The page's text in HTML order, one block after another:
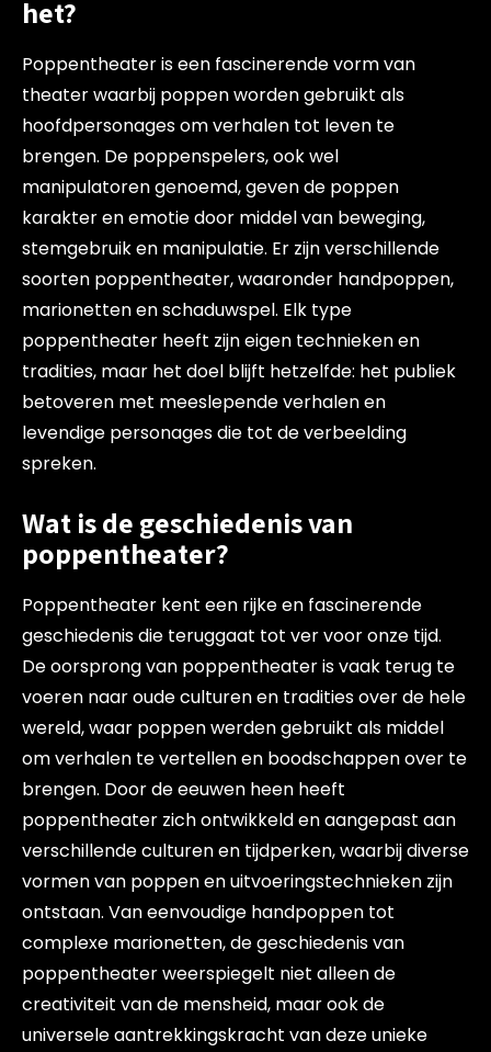
het?
Poppentheater is een fascinerende vorm van
theater waarbij poppen worden gebruikt als
hoofdpersonages om verhalen tot leven te
brengen. De poppenspelers, ook wel
manipulatoren genoemd, geven de poppen
karakter en emotie door middel van beweging,
stemgebruik en manipulatie. Er zijn verschillende
soorten poppentheater, waaronder handpoppen,
marionetten en schaduwspel. Elk type
poppentheater heeft zijn eigen technieken en
tradities, maar het doel blijft hetzelfde: het publiek
betoveren met meeslepende verhalen en
levendige personages die tot de verbeelding
spreken.
Wat is de geschiedenis van
poppentheater?
Poppentheater kent een rijke en fascinerende
geschiedenis die teruggaat tot ver voor onze tijd.
De oorsprong van poppentheater is vaak terug te
voeren naar oude culturen en tradities over de hele
wereld, waar poppen werden gebruikt als middel
om verhalen te vertellen en boodschappen over te
brengen. Door de eeuwen heen heeft
poppentheater zich ontwikkeld en aangepast aan
verschillende culturen en tijdperken, waarbij diverse
vormen van poppen en uitvoeringstechnieken zijn
ontstaan. Van eenvoudige handpoppen tot
complexe marionetten, de geschiedenis van
poppentheater weerspiegelt niet alleen de
creativiteit van de mensheid, maar ook de
universele aantrekkingskracht van deze unieke